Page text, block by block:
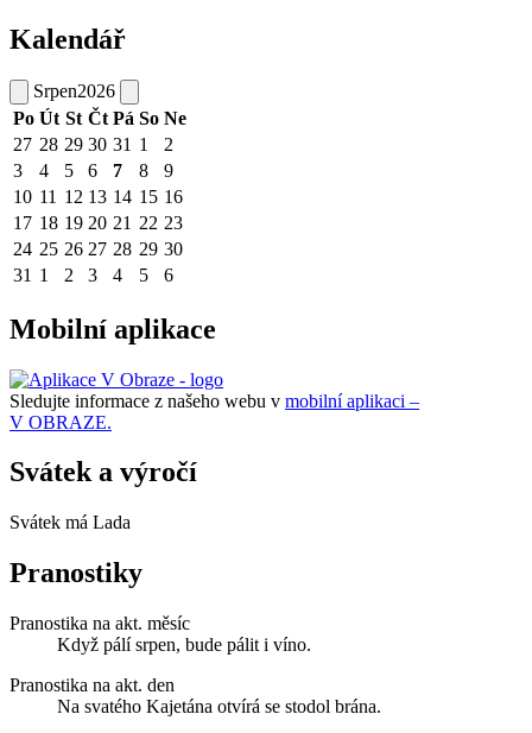
Kalendář
Srpen2026
Po Út St Čt Pá So Ne
27 28 29 30 31 1
2
3
4 5 6 7 8
9
10 11 12 13 14 15 16
17 18 19 20 21 22 23
24 25 26 27 28 29 30
31 1 2 3 4 5 6
Mobilní aplikace
Sledujte informace z našeho webu v mobilní aplikaci –
V OBRAZE.
Svátek a výročí
Svátek má Lada
Pranostiky
Pranostika na akt. měsíc
Když pálí srpen, bude pálit i víno.
Pranostika na akt. den
Na svatého Kajetána otvírá se stodol brána.